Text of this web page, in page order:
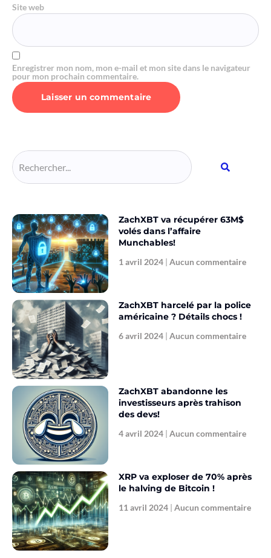
Site web
Enregistrer mon nom, mon e-mail et mon site dans le navigateur
pour mon prochain commentaire.
ZachXBT va récupérer 63M$
volés dans l’affaire
Munchables!
1 avril 2024 Aucun commentaire
ZachXBT harcelé par la police
américaine ? Détails chocs !
6 avril 2024 Aucun commentaire
ZachXBT abandonne les
investisseurs après trahison
des devs!
4 avril 2024 Aucun commentaire
XRP va exploser de 70% après
le halving de Bitcoin !
11 avril 2024 Aucun commentaire